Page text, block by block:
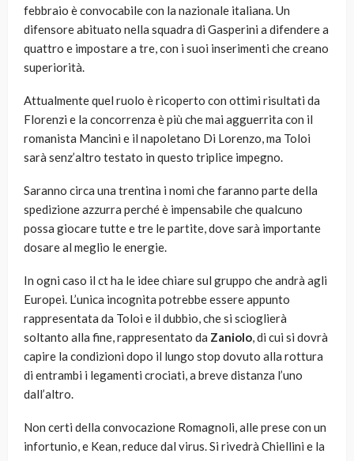
febbraio è convocabile con la nazionale italiana. Un
difensore abituato nella squadra di Gasperini a difendere a
quattro e impostare a tre, con i suoi inserimenti che creano
superiorità.
Attualmente quel ruolo è ricoperto con ottimi risultati da
Florenzi e la concorrenza è più che mai agguerrita con il
romanista Mancini e il napoletano Di Lorenzo, ma Toloi
sarà senz’altro testato in questo triplice impegno.
Saranno circa una trentina i nomi che faranno parte della
spedizione azzurra perché è impensabile che qualcuno
possa giocare tutte e tre le partite, dove sarà importante
dosare al meglio le energie.
In ogni caso il ct ha le idee chiare sul gruppo che andrà agli
Europei. L’unica incognita potrebbe essere appunto
rappresentata da Toloi e il dubbio, che si scioglierà
soltanto alla fine, rappresentato da Zaniolo, di cui si dovrà
capire la condizioni dopo il lungo stop dovuto alla rottura
di entrambi i legamenti crociati, a breve distanza l’uno
dall’altro.
Non certi della convocazione Romagnoli, alle prese con un
infortunio, e Kean, reduce dal virus. Si rivedrà Chiellini e la